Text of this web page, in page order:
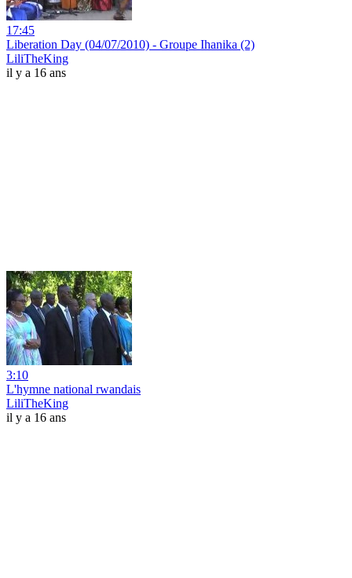
17:45
Liberation Day (04/07/2010) - Groupe Ihanika (2)
LiliTheKing
il y a 16 ans
3:10
L'hymne national rwandais
LiliTheKing
il y a 16 ans